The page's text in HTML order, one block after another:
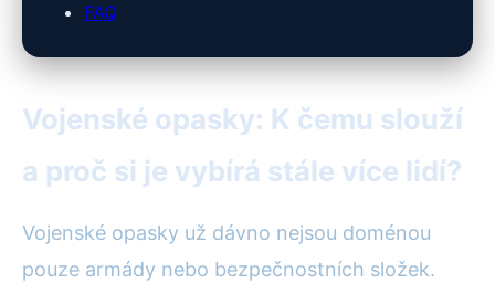
FAQ
Vojenské opasky: K čemu slouží
a proč si je vybírá stále více lidí?
Vojenské opasky už dávno nejsou doménou
pouze armády nebo bezpečnostních složek.